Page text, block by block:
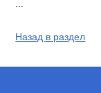
Назад в раздел